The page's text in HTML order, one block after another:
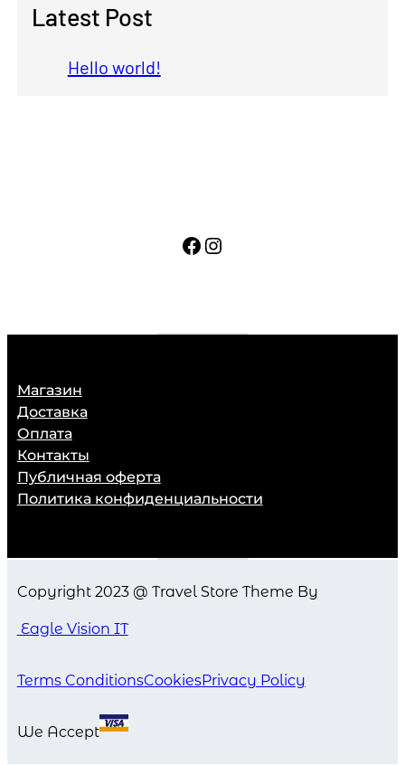
Latest Post
Hello world!
Facebook
Instagram
Магазин
Доставка
Оплата
Контакты
Публичная оферта
Политика конфиденциальности
Copyright 2023 @ Travel Store Theme By
Eagle Vision IT
Terms ConditionsCookiesPrivacy Policy
We Accept